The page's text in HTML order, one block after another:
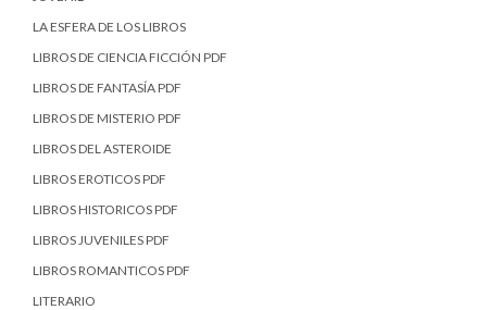
LA ESFERA DE LOS LIBROS
LIBROS DE CIENCIA FICCIÓN PDF
LIBROS DE FANTASÍA PDF
LIBROS DE MISTERIO PDF
LIBROS DEL ASTEROIDE
LIBROS EROTICOS PDF
LIBROS HISTORICOS PDF
LIBROS JUVENILES PDF
LIBROS ROMANTICOS PDF
LITERARIO